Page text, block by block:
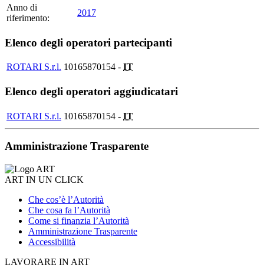
Anno di
riferimento:
2017
Elenco degli operatori partecipanti
ROTARI S.r.l. 10165870154 - IT
Elenco degli operatori aggiudicatari
ROTARI S.r.l. 10165870154 - IT
Amministrazione Trasparente
ART IN UN CLICK
Che cos’è l’Autorità
Che cosa fa l’Autorità
Come si finanzia l’Autorità
Amministrazione Trasparente
Accessibilità
LAVORARE IN ART